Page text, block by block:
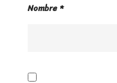
Nombre*